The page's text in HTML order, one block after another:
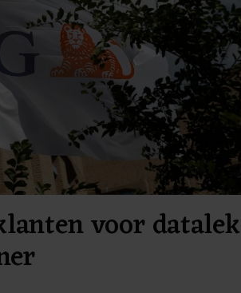
voor datalek